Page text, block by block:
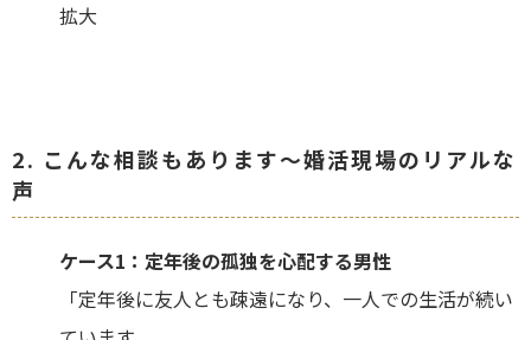
拡大
2. こんな相談もあります～婚活現場のリアルな
声
ケース1：定年後の孤独を心配する男性
「定年後に友人とも疎遠になり、一人での生活が続い